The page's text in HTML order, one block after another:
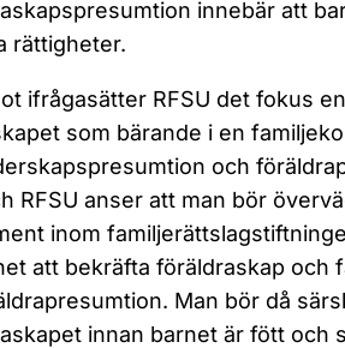
innebär att
rättigheter.
ifrågasätter RFSU det fokus
som bärande i en
och
RFSU anser att man bör
inom
att bekräfta föräldraskap och
Man bör då
innan barnet är fött och